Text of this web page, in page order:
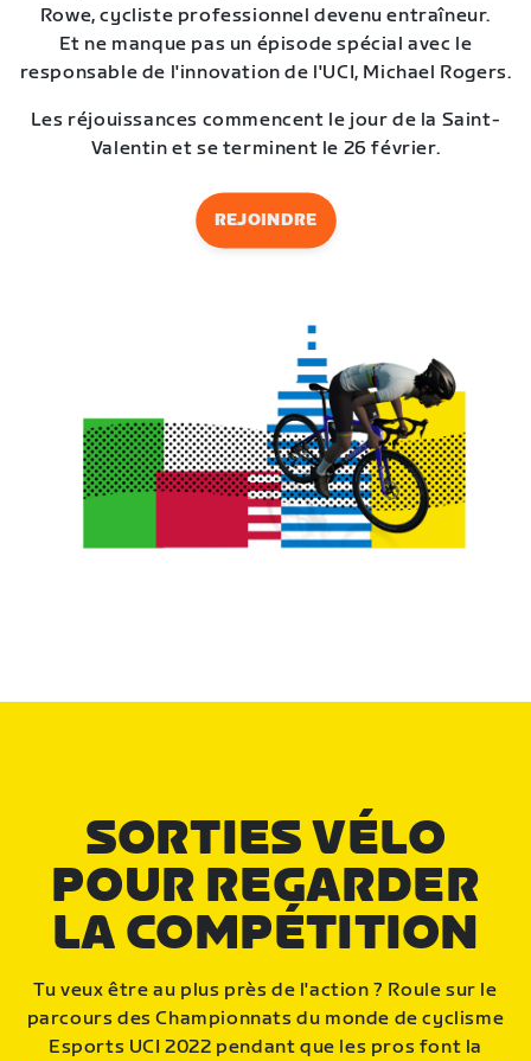
Rowe, cycliste professionnel devenu entraîneur.
Et ne manque pas un épisode spécial avec le
responsable de l'innovation de l'UCI, Michael Rogers.
Les réjouissances commencent le jour de la Saint-
Valentin et se terminent le 26 février.
REJOINDRE
SORTIES VÉLO
POUR REGARDER
LA COMPÉTITION
Tu veux être au plus près de l'action ? Roule sur le
parcours des Championnats du monde de cyclisme
Esports UCI 2022 pendant que les pros font la